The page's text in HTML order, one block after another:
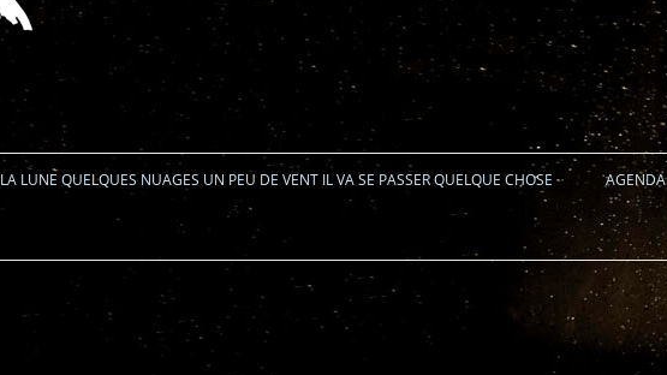
Aller au contenu
LA LUNE QUELQUES NUAGES UN PEU DE VENT IL VA SE PASSER QUELQUE CHOSE AGENDA